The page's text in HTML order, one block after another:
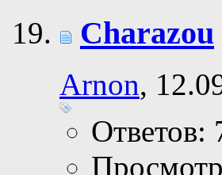
Charazou
Arnon,
Ответов: